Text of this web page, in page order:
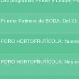
Fuente Palmera de BODA. Del
FORO HORTOFRUTÍCOLA:
FORO HORTOFRUTÍCOLA: Nos